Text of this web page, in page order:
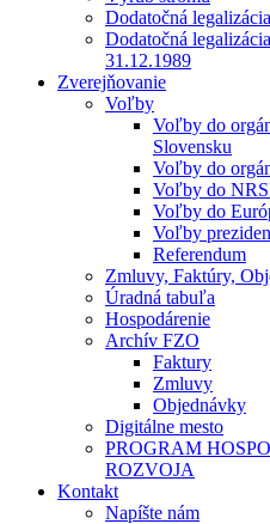
Dodatočná
Dodatočná
31.12.1989
Zverejňovanie
Voľby
Voľby do
Slovensku
Voľby do
Voľby do
Voľby do
Voľby
Referendum
Zmluvy, Faktúry,
Úradná tabuľa
Hospodárenie
Archív FZO
Faktury
Zmluvy
Objednávky
Digitálne mesto
PROGRAM
ROZVOJA
Kontakt
Napíšte nám